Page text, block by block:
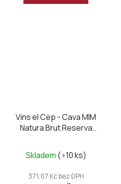
Vins el Cep - Cava MIM
Natura Brut Reserva
Skladem (>10 ks)
371,07 Kč bez DPH